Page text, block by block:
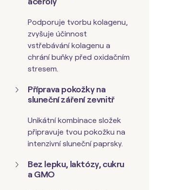
Podporuje tvorbu kolagenu,
zvyšuje účinnost
vstřebávání kolagenu a
chrání buňky před oxidačním
stresem.
Příprava pokožky na
sluneční záření zevnitř
Unikátní kombinace složek
připravuje tvou pokožku na
intenzivní sluneční paprsky.
Bez lepku, laktózy, cukru
a GMO